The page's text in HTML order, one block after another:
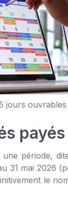
jours
payés
période,
31 mai 2026
le